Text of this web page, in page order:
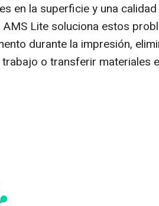
en la superficie y una
Lite soluciona estos
durante la impresión,
o transferir materiales